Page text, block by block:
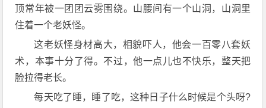
顶常年被一团团云雾围绕。山腰间有一个山洞，山洞里
住着一个老妖怪。
这老妖怪身材高大，相貌吓人，他会一百零八套妖
术，本事十分了得。不过，他一点儿也不快乐，整天把
脸拉得老长。
每天吃了睡，睡了吃，这种日子什么时候是个头呀?